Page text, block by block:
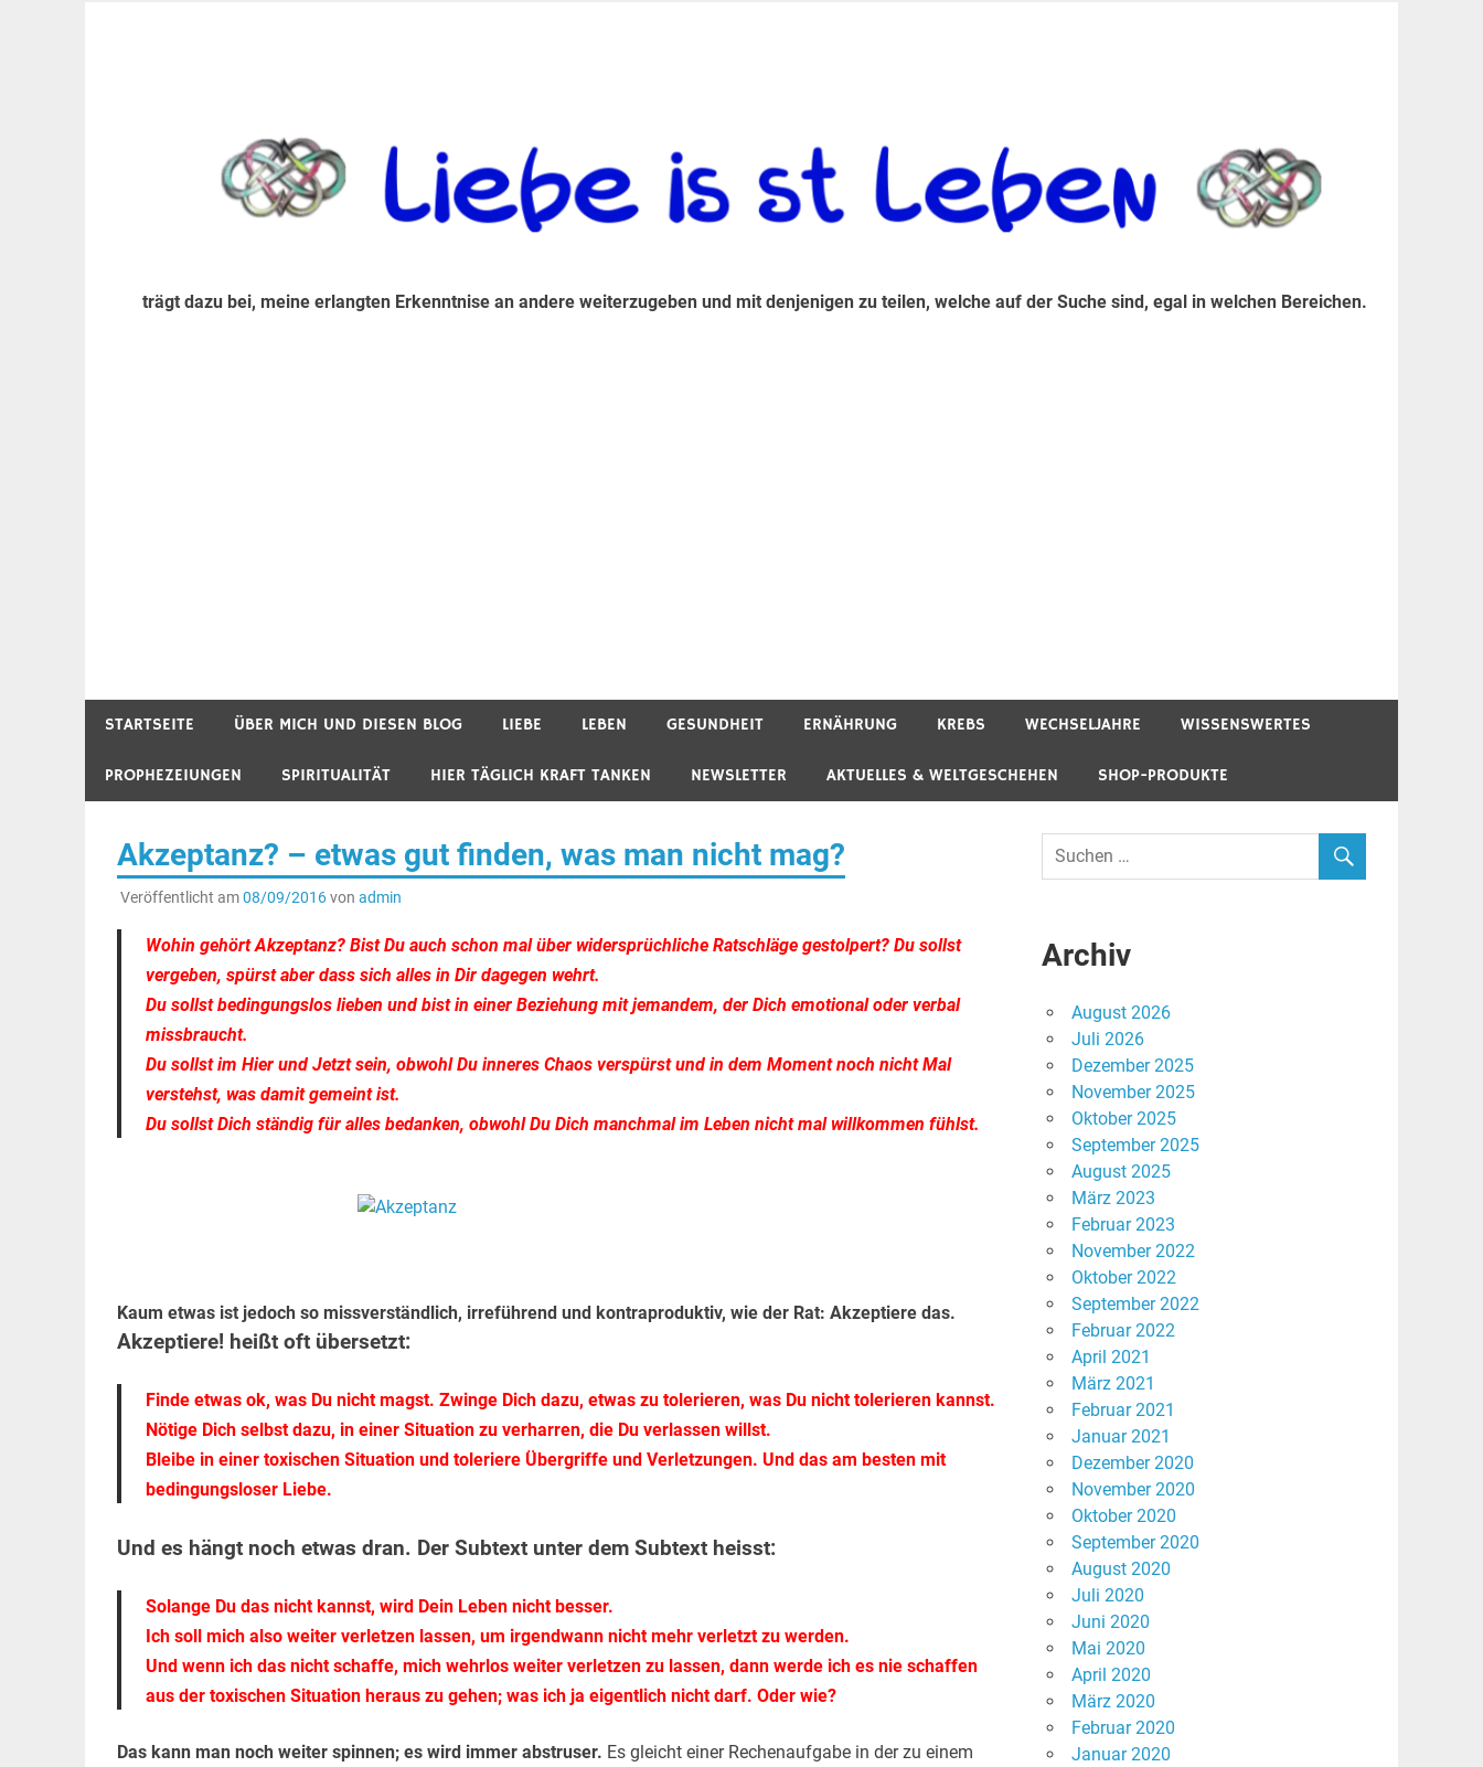
trägt dazu bei, meine erlangten Erkenntnise an andere weiterzugeben und mit denjenigen zu teilen, welche auf der Suche sind, egal in welchen Bereichen.
STARTSEITE ÜBER MICH UND DIESEN BLOG LIEBE LEBEN GESUNDHEIT ERNÄHRUNG KREBS WECHSELJAHRE WISSENSWERTES
PROPHEZEIUNGEN SPIRITUALITÄT HIER TÄGLICH KRAFT TANKEN NEWSLETTER AKTUELLES & WELTGESCHEHEN SHOP-PRODUKTE
Akzeptanz? – etwas gut finden, was man nicht mag?
Veröffentlicht am08/09/2016von admin
Wohin gehört Akzeptanz? Bist Du auch schon mal über widersprüchliche Ratschläge gestolpert? Du sollst
vergeben, spürst aber dass sich alles in Dir dagegen wehrt.
Du sollst bedingungslos lieben und bist in einer Beziehung mit jemandem, der Dich emotional oder verbal
missbraucht.
Du sollst im Hier und Jetzt sein, obwohl Du inneres Chaos verspürst und in dem Moment noch nicht Mal
verstehst, was damit gemeint ist.
Du sollst Dich ständig für alles bedanken, obwohl Du Dich manchmal im Leben nicht mal willkommen fühlst.
Kaum etwas ist jedoch so missverständlich, irreführend und kontraproduktiv, wie der Rat: Akzeptiere das.
Akzeptiere! heißt oft übersetzt:
Finde etwas ok, was Du nicht magst. Zwinge Dich dazu, etwas zu tolerieren, was Du nicht tolerieren kannst.
Nötige Dich selbst dazu, in einer Situation zu verharren, die Du verlassen willst.
Bleibe in einer toxischen Situation und toleriere Übergriffe und Verletzungen. Und das am besten mit
bedingungsloser Liebe.
Und es hängt noch etwas dran. Der Subtext unter dem Subtext heisst:
Solange Du das nicht kannst, wird Dein Leben nicht besser.
Ich soll mich also weiter verletzen lassen, um irgendwann nicht mehr verletzt zu werden.
Und wenn ich das nicht schaffe, mich wehrlos weiter verletzen zu lassen, dann werde ich es nie schaffen
aus der toxischen Situation heraus zu gehen; was ich ja eigentlich nicht darf. Oder wie?
Das kann man noch weiter spinnen; es wird immer abstruser. Es gleicht einer Rechenaufgabe in der zu einem
Archiv
August 2026
Juli 2026
Dezember 2025
November 2025
Oktober 2025
September 2025
August 2025
März 2023
Februar 2023
November 2022
Oktober 2022
September 2022
Februar 2022
April 2021
März 2021
Februar 2021
Januar 2021
Dezember 2020
November 2020
Oktober 2020
September 2020
August 2020
Juli 2020
Juni 2020
Mai 2020
April 2020
März 2020
Februar 2020
Januar 2020